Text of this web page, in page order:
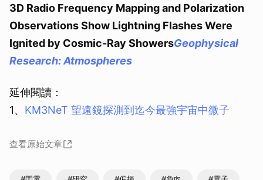
3D Radio Frequency Mapping and Polarization
Observations Show Lightning Flashes Were
Ignited by Cosmic-Ray ShowersGeophysical
Research: Atmospheres
延伸閱讀：
1、 KM3NeT 望遠鏡探測到迄今最強宇宙中微子
查看原始文章